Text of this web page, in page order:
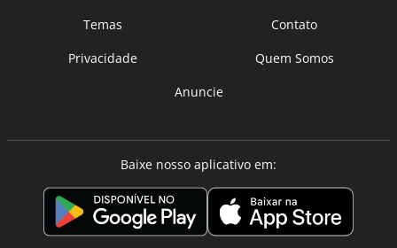
Temas
Contato
Privacidade
Quem Somos
Anuncie
Baixe nosso aplicativo em: